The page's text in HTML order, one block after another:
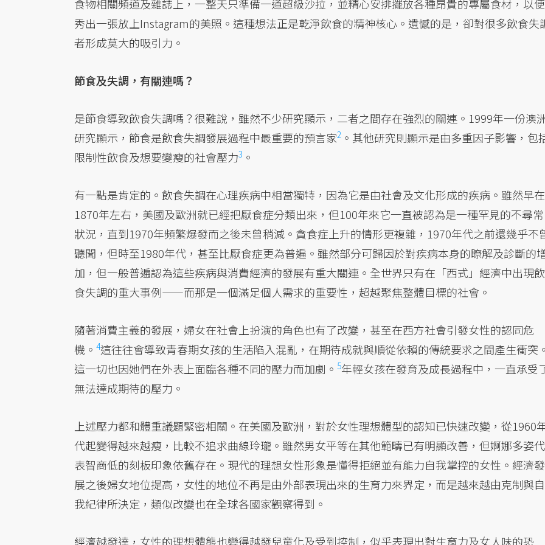
食物相關頻道及雜誌上，一整天只準備一道超級沙拉，並精心安排擺放各種昂貴的專屬食材，以便
秀出一張放上Instagram的美照。這種想法正是乾淨飲食的精神核心。遺憾的是，卻對很多飲食失
者形成莫大的吸引力。
節食及失調，有關連嗎？
是節食導致飲食失調嗎？很難說，雖然不少研究顯示，二者之間存在強烈的關連。1999年一份澳
研究顯示，節食是飲食失調發展過程中最重要的預言家2 。 其他研究則顯示是由多重因子影響，包
限制性飲食及想要變瘦的社會壓力3 。
有一點是肯定的。飲食失調在心理疾病中相當獨特，因為它是由社會及文化形成的疾病。雖然早在
1870年左右，美國及歐洲就已經把厭食症分類出來，但100年來它一直被認為是一種罕見的不尋常
狀況，直到1970年頻繁爆發而之後未曾稍減。貪食症上升的情形更複雜，1970年代之前還幾乎不
聽聞，但時至1980年代，甚至比厭食症更為普遍。雖然部分可歸因於對疾病本身的瞭解及診斷的
加，但一般普遍認為這些疾病與消費經濟的發展有重大關連。全世界只有在「西式」經濟中出現飲
食失調的重大事例——而那是一個滿足個人需求的重要性，超越聚焦整體目標的社會。
隨著消費主義的發展，婦女在社會上扮演的角色也有了改變，甚至在西方社會引發女性的認同危
機。 4這往往會導致青春期女孩的生活陷入混亂，在期待成就與順從依賴的傳統要求之間產生衝突。
這一切也因她們在外表上面臨各種不同的壓力而加劇。 5年輕女孩在發育及成長過程中，一直承受
無法達成期待的壓力。
上述壓力都和體重議題緊密相關。在美國及歐洲，對於女性理想體型的認知已快速改變，從1960
代起變得越來越瘦，比較不追求曲線玲瓏。雖然男女平等在其他範疇已有明顯改善，但婀娜多姿代
表智商低的刻板印象依舊存在。現代的理想女性形象是懂得拒絕並有能力自我掌控的女性。經濟發
展之後婦女地位提高，女性的地位不再是由外部表現出來的生育力來界定，而是越來越由克制與自
我紀律所決定，類似改變也在全球各國家觀察得到。
經濟越發達，女性的理想體態也變得越發兒童化及受到控制，似乎表現出對生育力及女人味的恐